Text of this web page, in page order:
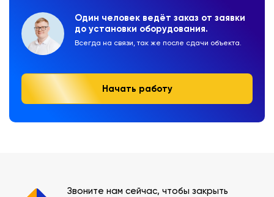
Один человек ведёт заказ от заявки
до установки оборудования.
Всегда на связи, так же после сдачи объекта.
Начать работу
Звоните нам сейчас, чтобы закрыть